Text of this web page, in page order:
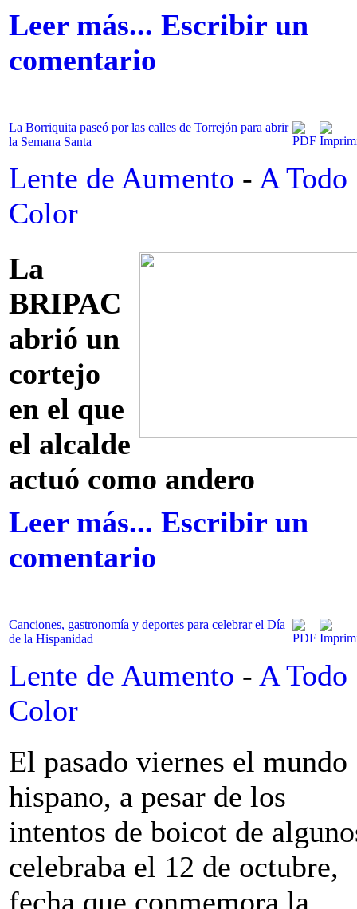
Leer más... Escribir un
comentario
La Borriquita paseó por las calles de Torrejón para abrir
la Semana Santa
Lente de Aumento - A Todo
Color
La
BRIPAC
abrió un
cortejo
en el que
el alcalde
actuó como andero
Leer más... Escribir un
comentario
Canciones, gastronomía y deportes para celebrar el Día
de la Hispanidad
Lente de Aumento - A Todo
Color
El pasado viernes el mundo
hispano, a pesar de los
intentos de boicot de
celebraba el 12 de octubre,
fecha que conmemora la